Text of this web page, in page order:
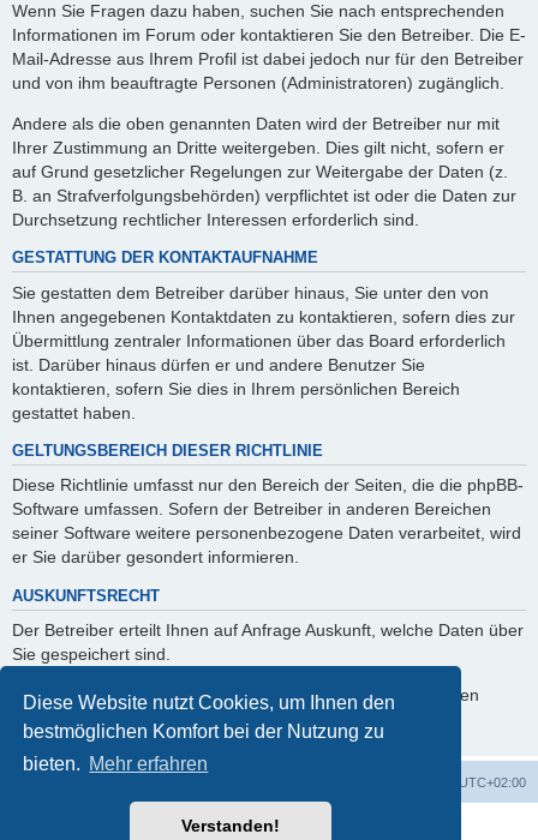
Diese Website nutzt Cookies, um Ihnen den
bestmöglichen Komfort bei der Nutzung zu
bieten. Mehr erfahren
Verstanden!
Wenn Sie Fragen dazu haben, suchen Sie nach entsprechenden
Informationen im Forum oder kontaktieren Sie den Betreiber. Die E-
Mail-Adresse aus Ihrem Profil ist dabei jedoch nur für den Betreiber
und von ihm beauftragte Personen (Administratoren) zugänglich.
Andere als die oben genannten Daten wird der Betreiber nur mit
Ihrer Zustimmung an Dritte weitergeben. Dies gilt nicht, sofern er
auf Grund gesetzlicher Regelungen zur Weitergabe der Daten (z.
B. an Strafverfolgungsbehörden) verpflichtet ist oder die Daten zur
Durchsetzung rechtlicher Interessen erforderlich sind.
GESTATTUNG DER KONTAKTAUFNAHME
Sie gestatten dem Betreiber darüber hinaus, Sie unter den von
Ihnen angegebenen Kontaktdaten zu kontaktieren, sofern dies zur
Übermittlung zentraler Informationen über das Board erforderlich
ist. Darüber hinaus dürfen er und andere Benutzer Sie
kontaktieren, sofern Sie dies in Ihrem persönlichen Bereich
gestattet haben.
GELTUNGSBEREICH DIESER RICHTLINIE
Diese Richtlinie umfasst nur den Bereich der Seiten, die die phpBB-
Software umfassen. Sofern der Betreiber in anderen Bereichen
seiner Software weitere personenbezogene Daten verarbeitet, wird
er Sie darüber gesondert informieren.
AUSKUNFTSRECHT
Der Betreiber erteilt Ihnen auf Anfrage Auskunft, welche Daten über
Sie gespeichert sind.
Sie können jederzeit die Löschung bzw. Sperrung Ihrer Daten
verlangen. Kontaktieren Sie hierzu bitte den Betreiber.
UTC+02:00
Powered byphpBB® Forum Software © phpBB Limited